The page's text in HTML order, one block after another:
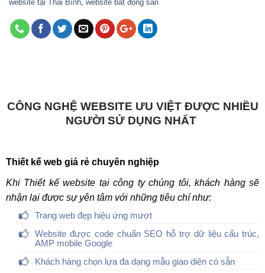
website tại Thái Bình website bất động sản
CÔNG NGHỆ WEBSITE ƯU VIỆT ĐƯỢC NHIỀU
NGƯỜI SỬ DỤNG NHẤT
Thiết kế web giá rẻ chuyên nghiệp
Khi Thiết kế website tại công ty chúng tôi, khách hàng sẽ
nhận lại được sự yên tâm với những tiêu chí như:
Trang web đẹp hiệu ứng mượt
Website được code chuẩn SEO hỗ trợ dữ liệu cấu trúc,
AMP mobile Google
Khách hàng chọn lựa đa dạng mẫu giao diện có sẵn